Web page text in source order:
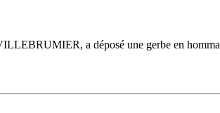
a déposé une gerbe en